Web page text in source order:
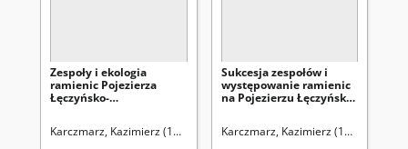
Zespoły i ekologia
ramienic Pojezierza
Łęczyńsko-
Karczmarz, Kazimierz (1933-2011) Malicki, Jacek Lorkiewicz,
Sukcesja zespołów i
występowanie ramienic
na Pojezierzu Łęczyńsko-
Karczmarz, Kazimierz (1933-2011)